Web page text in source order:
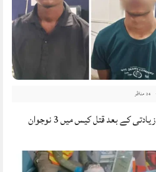
24 مناظر
آسام: 15 سالہ لڑکی کے مبینہ زیادتی کے بعد قتل کیس میں 3 نوجوان